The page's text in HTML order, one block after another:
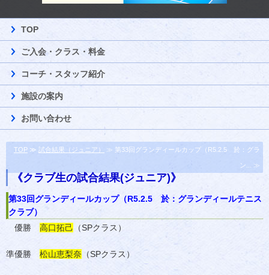
TOP
ご入会・クラス・料金
コーチ・スタッフ紹介
施設の案内
お問い合わせ
TOP ≫ 試合結果（ジュニア） ≫ 第33回グランディールカップ（R5.2.5 於：グラ
ン... ≫
《クラブ生の試合結果(ジュニア)》
第33回グランディールカップ（R5.2.5 於：グランディールテニス
クラブ）
優勝 高口拓己 （SPクラス）
準優勝 松山恵梨奈 （SPクラス）